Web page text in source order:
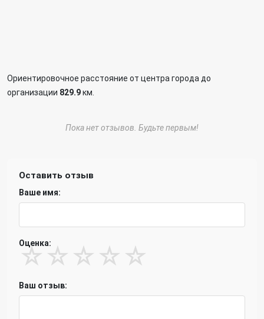
Ориентировочное расстояние от центра города до
организации 829.9км.
Пока нет отзывов. Будьте первым!
Оставить отзыв
Ваше имя:
Оценка:
☆ ☆ ☆ ☆ ☆
Ваш отзыв: